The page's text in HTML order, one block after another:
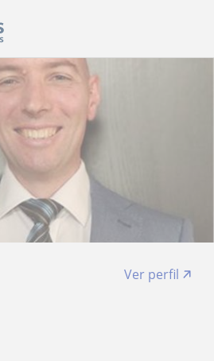
Ver perfil